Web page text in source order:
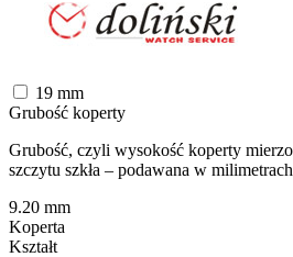
19 mm
Grubość koperty
Grubość, czyli wysokość koperty
szczytu szkła – podawana w
9.20 mm
Koperta
Kształt